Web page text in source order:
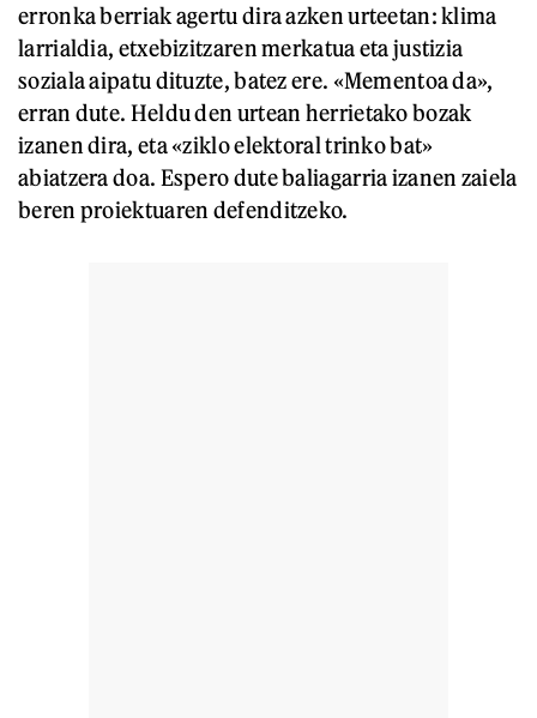
erronka berriak agertu dira azken urteetan: klima
larrialdia, etxebizitzaren merkatua eta justizia
soziala aipatu dituzte, batez ere. «Mementoa da»,
erran dute. Heldu den urtean herrietako bozak
izanen dira, eta «ziklo elektoral trinko bat»
abiatzera doa. Espero dute baliagarria izanen zaiela
beren proiektuaren defenditzeko.